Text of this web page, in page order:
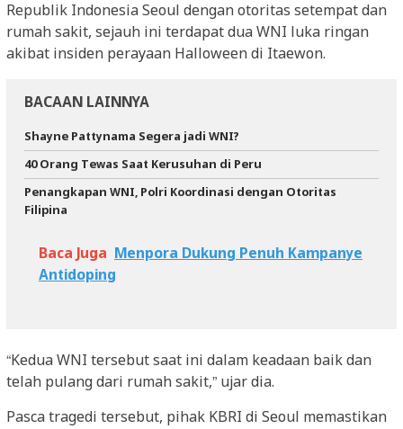
Republik Indonesia Seoul dengan otoritas setempat dan
rumah sakit, sejauh ini terdapat dua WNI luka ringan
akibat insiden perayaan Halloween di Itaewon.
BACAAN LAINNYA
Shayne Pattynama Segera jadi WNI?
40 Orang Tewas Saat Kerusuhan di Peru
Penangkapan WNI, Polri Koordinasi dengan Otoritas
Filipina
Baca Juga Menpora Dukung Penuh Kampanye
Antidoping
“Kedua WNI tersebut saat ini dalam keadaan baik dan
telah pulang dari rumah sakit,” ujar dia.
Pasca tragedi tersebut, pihak KBRI di Seoul memastikan